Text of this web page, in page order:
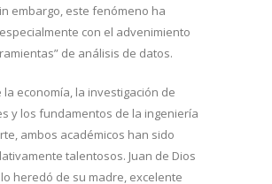
embargo, este fenómeno ha
con el advenimiento
de análisis de datos.
la economía, la investigación de
y los fundamentos de la ingeniería
ambos académicos han sido
talentosos. Juan de Dios
heredó de su madre, excelente